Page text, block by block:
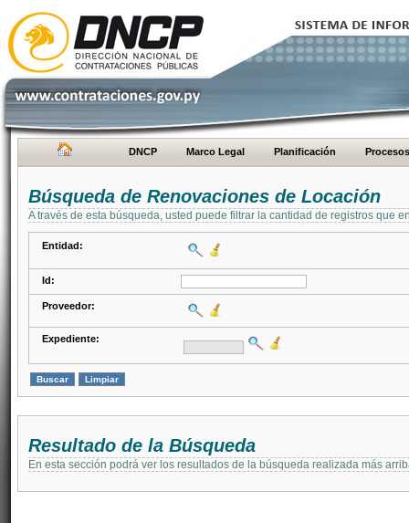
DNCP Marco Legal Planificación Procesos
Búsqueda de Renovaciones de Locación
A través de esta búsqueda, usted puede filtrar la cantidad de registros que
Entidad:
Id:
Proveedor:
Expediente:
Resultado de la Búsqueda
En esta sección podrá ver los resultados de la búsqueda realizada más